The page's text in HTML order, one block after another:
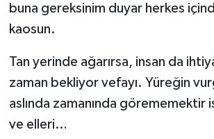
buna gereksinim duyar herkes
kaosun.
Tan yerinde ağarırsa, insan da
zaman bekliyor vefayı. Yüreğin
aslında zamanında görememektir
ve elleri…